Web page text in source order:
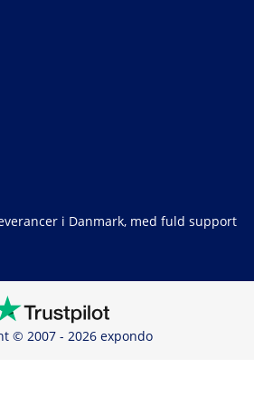
i Danmark, med fuld support
© 2007 - 2026 expondo